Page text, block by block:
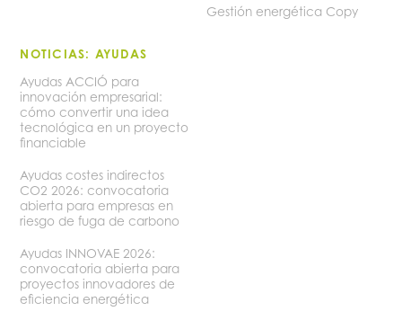
Gestión energética Copy
NOTICIAS: AYUDAS
Ayudas ACCIÓ para
innovación empresarial:
cómo convertir una idea
tecnológica en un proyecto
financiable
Ayudas costes indirectos
CO2 2026: convocatoria
abierta para empresas en
riesgo de fuga de carbono
Ayudas INNOVAE 2026:
convocatoria abierta para
proyectos innovadores de
eficiencia energética